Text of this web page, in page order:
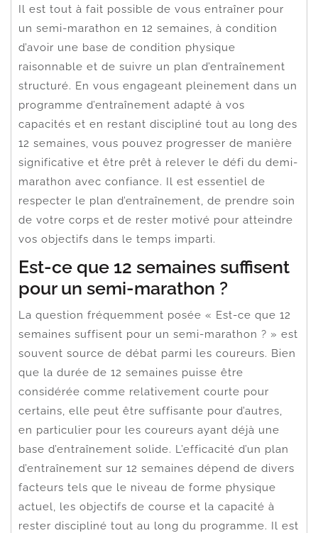
Il est tout à fait possible de vous entraîner pour
un semi-marathon en 12 semaines, à condition
d’avoir une base de condition physique
raisonnable et de suivre un plan d’entraînement
structuré. En vous engageant pleinement dans un
programme d’entraînement adapté à vos
capacités et en restant discipliné tout au long des
12 semaines, vous pouvez progresser de manière
significative et être prêt à relever le défi du demi-
marathon avec confiance. Il est essentiel de
respecter le plan d’entraînement, de prendre soin
de votre corps et de rester motivé pour atteindre
vos objectifs dans le temps imparti.
Est-ce que 12 semaines suffisent
pour un semi-marathon ?
La question fréquemment posée « Est-ce que 12
semaines suffisent pour un semi-marathon ? » est
souvent source de débat parmi les coureurs. Bien
que la durée de 12 semaines puisse être
considérée comme relativement courte pour
certains, elle peut être suffisante pour d’autres,
en particulier pour les coureurs ayant déjà une
base d’entraînement solide. L’efficacité d’un plan
d’entraînement sur 12 semaines dépend de divers
facteurs tels que le niveau de forme physique
actuel, les objectifs de course et la capacité à
rester discipliné tout au long du programme. Il est